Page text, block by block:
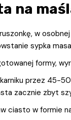
na
w
sypka
formy,
przez 45-
zacznie zbyt
ciasto w formie